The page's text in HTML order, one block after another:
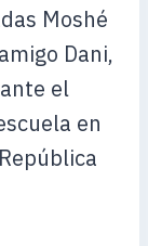
Moshé
Dani,
el
en